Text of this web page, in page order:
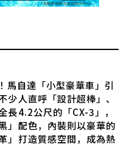
馬自達「小型豪華車」引
少人直呼「設計超棒」、
長4.2公尺的「CX-3」，
」配色，內裝則以豪華的
」打造質感空間，成為熱